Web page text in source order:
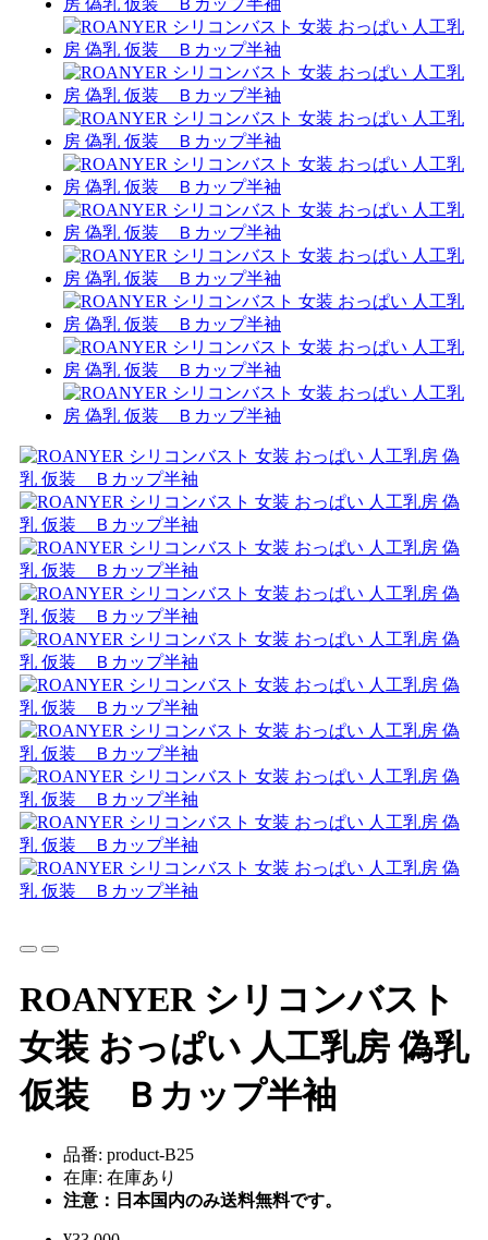
ROANYER シリコンバスト
女装 おっぱい 人工乳房 偽乳
仮装 Ｂカップ半袖
品番: product-B25
在庫: 在庫あり
注意：日本国内のみ送料無料です。